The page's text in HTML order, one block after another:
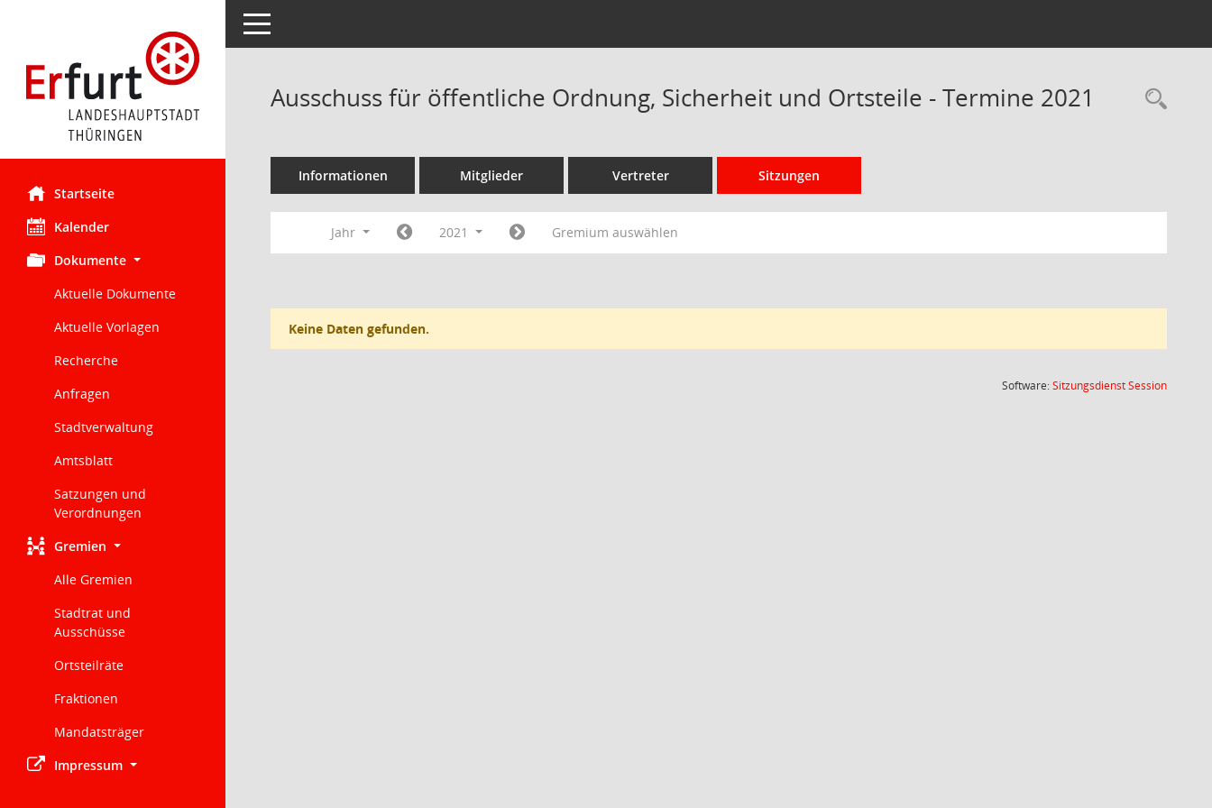
Startseite
Kalender
Dokumente
Aktuelle Dokumente
Aktuelle Vorlagen
Recherche
Anfragen
Stadtverwaltung
Amtsblatt
Satzungen und
Verordnungen
Gremien
Alle Gremien
Stadtrat und
Ausschüsse
Ortsteilräte
Fraktionen
Mandatsträger
Impressum
Toggle navigation
Ausschuss für öffentliche Ordnung, Sicherheit und Ortsteile - Termine 2021
Informationen Mitglieder Vertreter Sitzungen
Jahr 2021 Gremium auswählen
Keine Daten gefunden.
Software:SitzungsdienstSession(Wird in